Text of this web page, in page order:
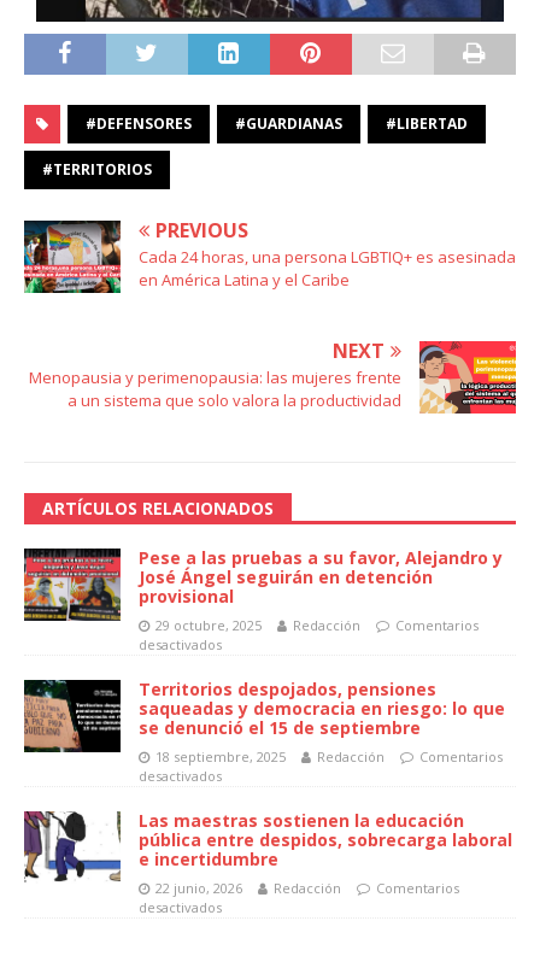
#DEFENSORES #GUARDIANAS #LIBERTAD
#TERRITORIOS
PREVIOUS
Cada 24 horas, una persona LGBTIQ+ es asesinada
en América Latina y el Caribe
NEXT
Menopausia y perimenopausia: las mujeres frente
a un sistema que solo valora la productividad
ARTÍCULOS RELACIONADOS
Pese a las pruebas a su favor, Alejandro y
José Ángel seguirán en detención
provisional
29 octubre, 2025 Redacción
Comentarios
desactivados
Territorios despojados, pensiones
saqueadas y democracia en riesgo: lo que
se denunció el 15 de septiembre
18 septiembre, 2025 Redacción
Comentarios
desactivados
Las maestras sostienen la educación
pública entre despidos, sobrecarga laboral
e incertidumbre
22 junio, 2026 Redacción
Comentarios
desactivados